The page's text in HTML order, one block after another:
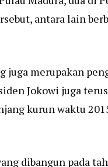
antara lain
merupakan
Jokowi juga
kurun waktu
dibangun pada